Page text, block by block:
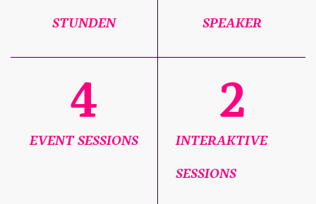
STUNDEN SPEAKER
EVENT SESSIONS
4
INTERAKTIVE
SESSIONS
2